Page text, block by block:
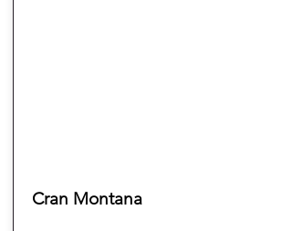
Cran Montana